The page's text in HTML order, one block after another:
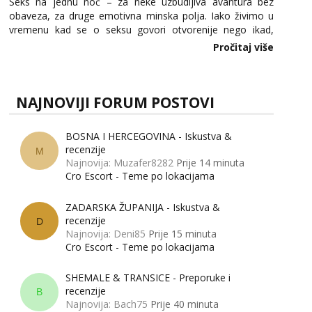
obaveza, za druge emotivna minska polja. Iako živimo u
vremenu kad se o seksu govori otvorenije nego ikad,
tema „jedne noći strasti“ i dalje izaziva burne rasprave. Što
Pročitaj više
NAJNOVIJI FORUM POSTOVI
M
BOSNA I HERCEGOVINA - Iskustva &
recenzije
Najnovija: Muzafer8282 Prije 14 minuta
Cro Escort - Teme po lokacijama
D
ZADARSKA ŽUPANIJA - Iskustva &
recenzije
Najnovija: Deni85 Prije 15 minuta
Cro Escort - Teme po lokacijama
B
SHEMALE & TRANSICE - Preporuke i
recenzije
Najnovija: Bach75 Prije 40 minuta